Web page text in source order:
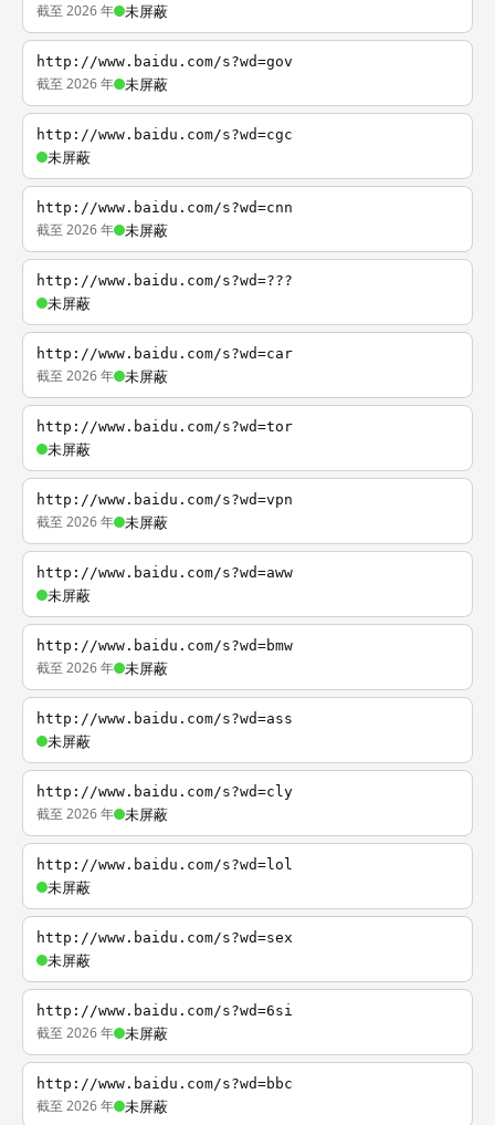
截至 2026 年 未屏蔽
http://www.baidu.com/s?wd=gov
截至 2026 年 未屏蔽
http://www.baidu.com/s?wd=cgc
未屏蔽
http://www.baidu.com/s?wd=cnn
截至 2026 年 未屏蔽
http://www.baidu.com/s?wd=???
未屏蔽
http://www.baidu.com/s?wd=car
截至 2026 年 未屏蔽
http://www.baidu.com/s?wd=tor
未屏蔽
http://www.baidu.com/s?wd=vpn
截至 2026 年 未屏蔽
http://www.baidu.com/s?wd=aww
未屏蔽
http://www.baidu.com/s?wd=bmw
截至 2026 年 未屏蔽
http://www.baidu.com/s?wd=ass
未屏蔽
http://www.baidu.com/s?wd=cly
截至 2026 年 未屏蔽
http://www.baidu.com/s?wd=lol
未屏蔽
http://www.baidu.com/s?wd=sex
未屏蔽
http://www.baidu.com/s?wd=6si
截至 2026 年 未屏蔽
http://www.baidu.com/s?wd=bbc
截至 2026 年 未屏蔽